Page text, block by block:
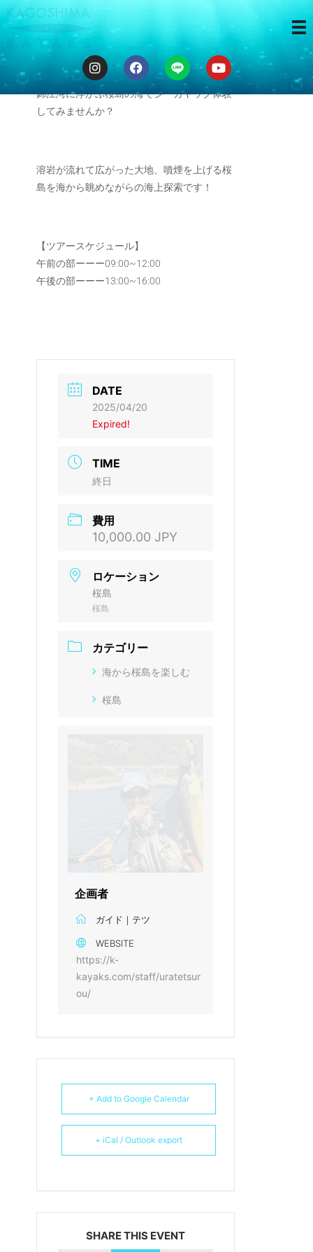
３時間ツアー
錦江湾に浮かぶ桜島の海でシーカヤック体験
してみませんか？
溶岩が流れて広がった大地、噴煙を上げる桜
島を海から眺めながらの海上探索です！
【ツアースケジュール】
午前の部ーーー09:00~12:00
午後の部ーーー13:00~16:00
DATE
2025/04/20
Expired!
TIME
終日
費用
10,000.00 JPY
ロケーション
桜島
桜島
カテゴリー
海から桜島を楽しむ
桜島
企画者
ガイド｜テツ
WEBSITE
https://k-
kayaks.com/staff/uratetsur
ou/
+ Add to Google Calendar
+ iCal / Outlook export
SHARE THIS EVENT